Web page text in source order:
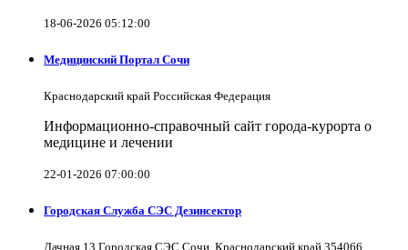
18-06-2026 05:12:00
Медицинский Портал Сочи
Краснодарский край Российская Федерация
Информационно-справочный сайт города-курорта о
медицине и лечении
22-01-2026 07:00:00
Городская Служба СЭС Дезинсектор
Дачная 13 Городская СЭС Сочи, Краснодарский край 354066